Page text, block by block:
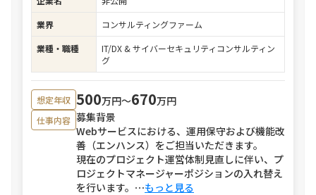
業界
コンサルティングファーム
業種・職種
IT/DX & サイバーセキュリティコンサルティン
グ
想定年収 500万円〜670万円
仕事内容 募集背景
Webサービスにおける、運用保守および機能改
善（エンハンス）をご担当いただきます。
現在のプロジェクト運営体制見直しに伴い、プ
ロジェクトマネージャーポジションの入れ替え
を行います。 ⋯もっと見る